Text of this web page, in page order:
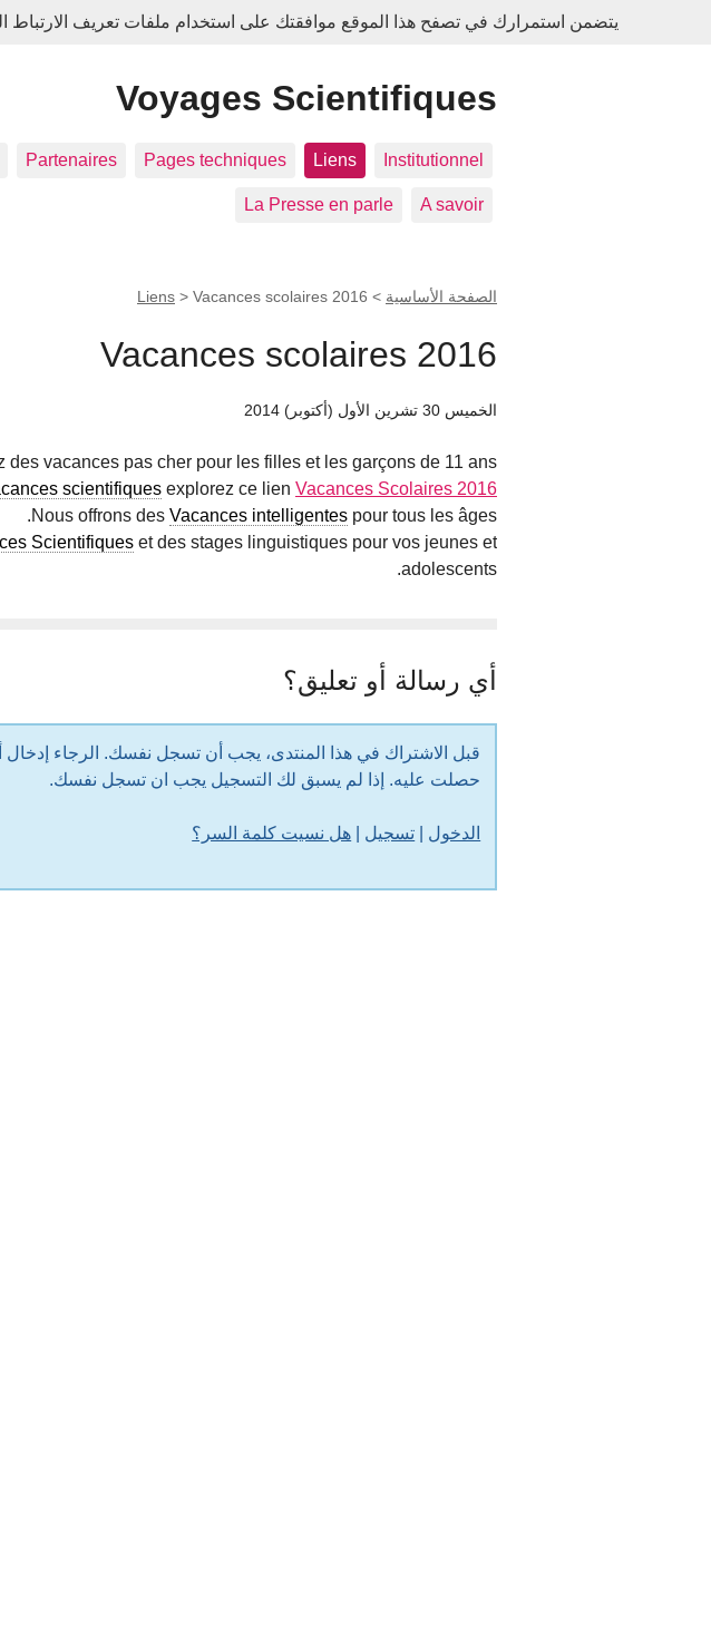
يتضمن استمرارك في تصفح هذا الموقع موافقتك على استخدام ملفات تعريف الارتباط
Voyages Scientifiques
Institutionnel
Liens
Pages techniques
Partenaires
A savoir
La Presse en parle
الصفحة الأساسية >
Liens > Vacances scolaires 2016
Vacances scolaires 2016
الخميس 30 تشرين الأول (أكتوبر) 2014
des vacances pas cher pour les filles et les garçons de 11 ans.
scientifiques explorez ce lien Vacances Scolaires 2016
Nous offrons des Vacances intelligentes pour tous les âges.
Scientifiques et des stages linguistiques pour vos jeunes et
adolescents.
أي رسالة أو تعليق؟
قبل الاشتراك
حصلت عليه. إذا لم يسبق لك التسجيل يجب ان تسجل نفسك.
الدخول تسجيل هل نسيت كلمة السر؟